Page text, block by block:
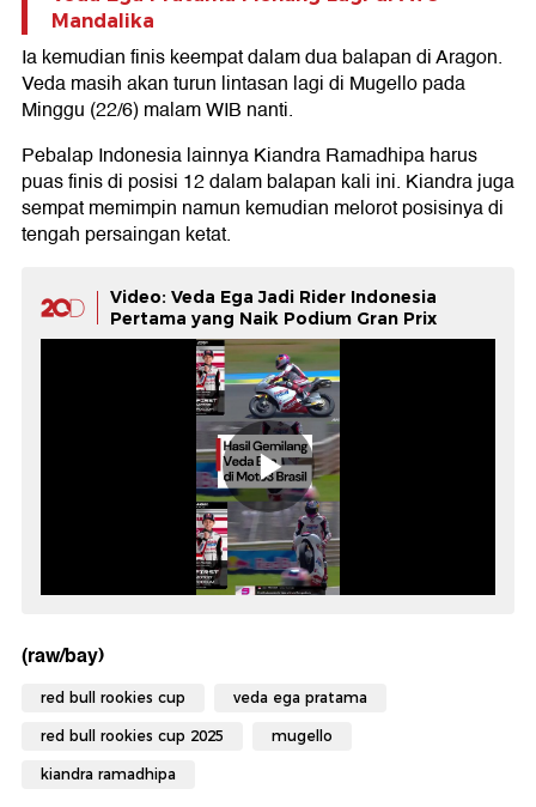
Mandalika
Ia kemudian finis keempat dalam dua balapan di Aragon.
Veda masih akan turun lintasan lagi di Mugello pada
Minggu (22/6) malam WIB nanti.
Pebalap Indonesia lainnya Kiandra Ramadhipa harus
puas finis di posisi 12 dalam balapan kali ini. Kiandra juga
sempat memimpin namun kemudian melorot posisinya di
tengah persaingan ketat.
Video: Veda Ega Jadi Rider Indonesia
Pertama yang Naik Podium Gran Prix
(raw/bay)
red bull rookies cup veda ega pratama
red bull rookies cup 2025 mugello
kiandra ramadhipa